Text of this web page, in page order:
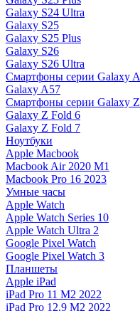
Galaxy S24 Ultra
Galaxy S25
Galaxy S25 Plus
Galaxy S26
Galaxy S26 Ultra
Смартфоны серии Galaxy A
Galaxy A57
Смартфоны серии Galaxy Z
Galaxy Z Fold 6
Galaxy Z Fold 7
Ноутбуки
Apple Macbook
Macbook Air 2020 M1
Macbook Pro 16 2023
Умные часы
Apple Watch
Apple Watch Series 10
Apple Watch Ultra 2
Google Pixel Watch
Google Pixel Watch 3
Планшеты
Apple iPad
iPad Pro 11 M2 2022
iPad Pro 12.9 M2 2022